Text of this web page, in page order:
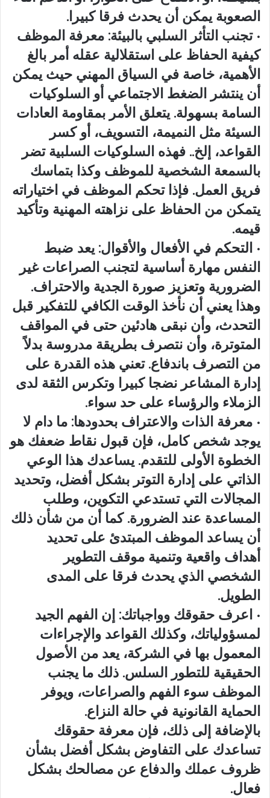
الصعوبة يمكن أن يحدث فرقا كبيرا.
• تجنب التأثر السلبي بالبيئة: معرفة الموظف
كيفية الحفاظ على استقلالية عقله أمر بالغ
الأهمية، خاصة في السياق المهني حيث يمكن
أن ينتشر الضغط الاجتماعي أو السلوكيات
السامة بسهولة. يتعلق الأمر بمقاومة العادات
السيئة مثل النميمة، التسويف، أو كسر
القواعد، إلخ.. فهذه السلوكيات السلبية تضر
بالسمعة الشخصية للموظف وكذا بتماسك
فريق العمل. فإذا تحكم الموظف في اختياراته
يتمكن من الحفاظ على نزاهته المهنية وتأكيد
قيمه.
• التحكم في الأفعال والأقوال: يعد ضبط
النفس مهارة أساسية لتجنب الصراعات غير
الضرورية وتعزيز صورة الجدية والاحتراف.
وهذا يعني أن نأخذ الوقت الكافي للتفكير قبل
التحدث، وأن نبقى هادئين حتى في المواقف
المتوترة، وأن نتصرف بطريقة مدروسة بدلاً
من التصرف باندفاع. تعني هذه القدرة على
إدارة المشاعر نضجا كبيرا وتكرس الثقة لدى
الزملاء والرؤساء على حد سواء.
• معرفة الذات والاعتراف بحدودها: ما دام لا
يوجد شخص كامل، فإن قبول نقاط ضعفك هو
الخطوة الأولى للتقدم. يساعدك هذا الوعي
الذاتي على إدارة التوتر بشكل أفضل، وتحديد
المجالات التي تستدعي التكوين، وطلب
المساعدة عند الضرورة. كما أن من شأن ذلك
أن يساعد الموظف المبتدئ على تحديد
أهداف واقعية وتنمية موقف التطوير
الشخصي الذي يحدث فرقا على المدى
الطويل.
• اعرف حقوقك وواجباتك: إن الفهم الجيد
لمسؤولياتك، وكذلك القواعد والإجراءات
المعمول بها في الشركة، يعد من الأصول
الحقيقية للتطور السلس. ذلك ما يجنب
الموظف سوء الفهم والصراعات، ويوفر
الحماية القانونية في حالة النزاع.
بالإضافة إلى ذلك، فإن معرفة حقوقك
تساعدك على التفاوض بشكل أفضل بشأن
ظروف عملك والدفاع عن مصالحك بشكل
فعال.